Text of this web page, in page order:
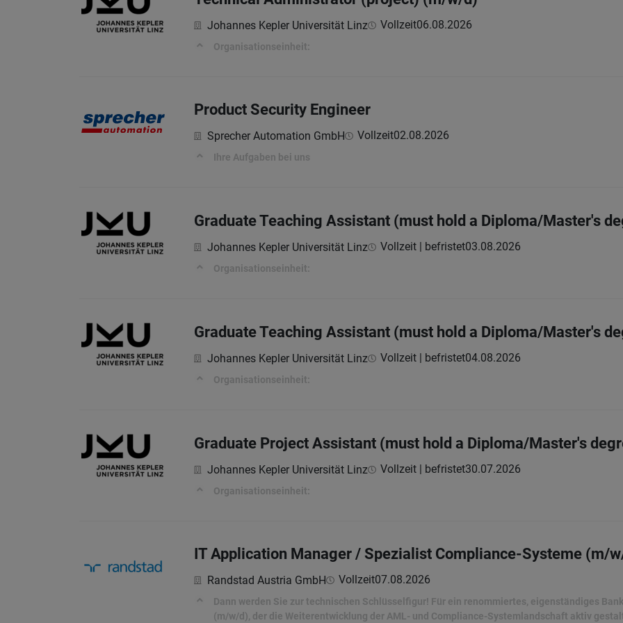
Johannes Kepler Universität Linz Vollzeit06.08.2026
Organisationseinheit:
Product Security Engineer
Sprecher Automation GmbH Vollzeit02.08.2026
Ihre Aufgaben bei uns
Graduate Teaching Assistant (must hold a Diploma/Master's
Johannes Kepler Universität Linz Vollzeit | befristet03.08.2026
Organisationseinheit:
Graduate Teaching Assistant (must hold a Diploma/Master's
Johannes Kepler Universität Linz Vollzeit | befristet04.08.2026
Organisationseinheit:
Graduate Project Assistant (must hold a Diploma/Master's
Johannes Kepler Universität Linz Vollzeit | befristet30.07.2026
Organisationseinheit:
IT Application Manager / Spezialist Compliance-Systeme (m/
Randstad Austria GmbH Vollzeit07.08.2026
Dann werden Sie zur technischen Schlüsselfigur! Für ein renommiertes, eigenständiges
(m/w/d), der die Weiterentwicklung der AML- und Compliance-Systemlandschaft aktiv